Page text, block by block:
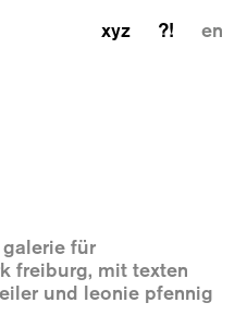
xyz ?! en
galerie für
freiburg, mit texten
und leonie pfennig